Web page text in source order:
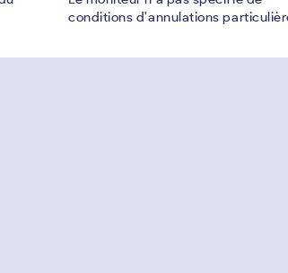
conditions d'annulations